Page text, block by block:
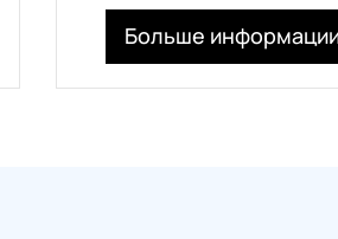
Больше